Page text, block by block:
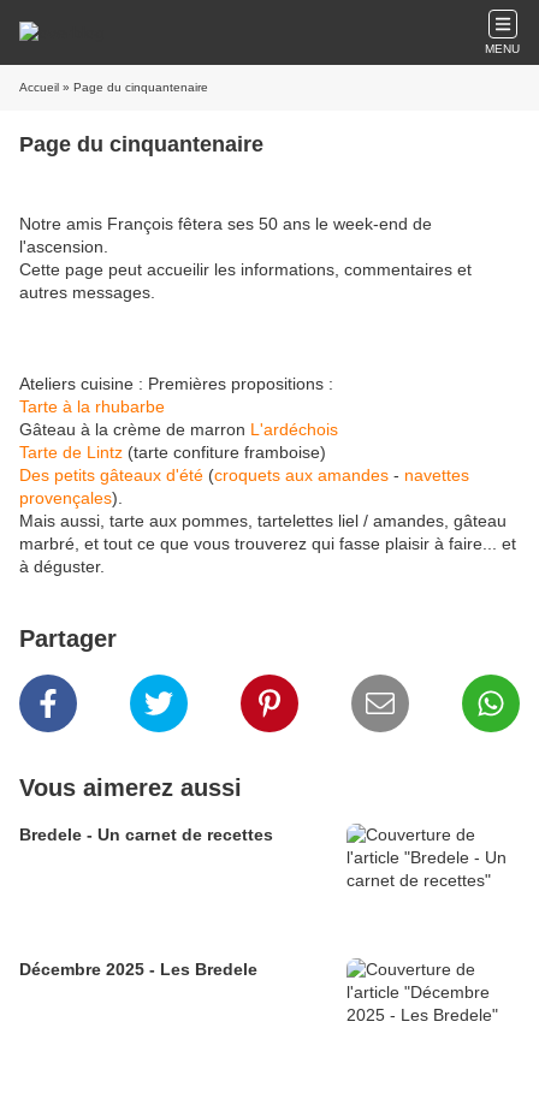
MENU
Accueil » Page du cinquantenaire
Page du cinquantenaire
Notre amis François fêtera ses 50 ans le week-end de
l'ascension.
Cette page peut accueilir les informations, commentaires et
autres messages.
Ateliers cuisine : Premières propositions :
Tarte à la rhubarbe
Gâteau à la crème de marron L'ardéchois
Tarte de Lintz (tarte confiture framboise)
Des petits gâteaux d'été (croquets aux amandes - navettes
provençales).
Mais aussi, tarte aux pommes, tartelettes liel / amandes, gâteau
marbré, et tout ce que vous trouverez qui fasse plaisir à faire... et
à déguster.
Partager
Vous aimerez aussi
Bredele - Un carnet de recettes
Décembre 2025 - Les Bredele